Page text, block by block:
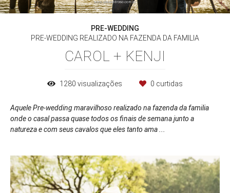
PRE-WEDDING
PRE-WEDDING REALIZADO NA FAZENDA DA FAMILIA
CAROL + KENJI
1280 visualizações 0 curtidas
Aquele Pre-wedding maravilhoso realizado na fazenda da familia
onde o casal passa quase todos os finais de semana junto a
natureza e com seus cavalos que eles tanto ama ...